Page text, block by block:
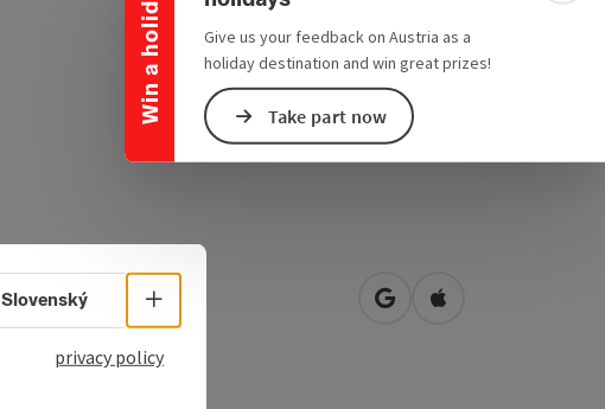
Win a holiday
Give us your feedback on Austria as a
holiday destination and win great prizes!
Take part now
Theatergasse 3
5280Braunau am Inn open in Google Maps
Open in Apple
Select language - Open menu
Slovenský
privacy policy